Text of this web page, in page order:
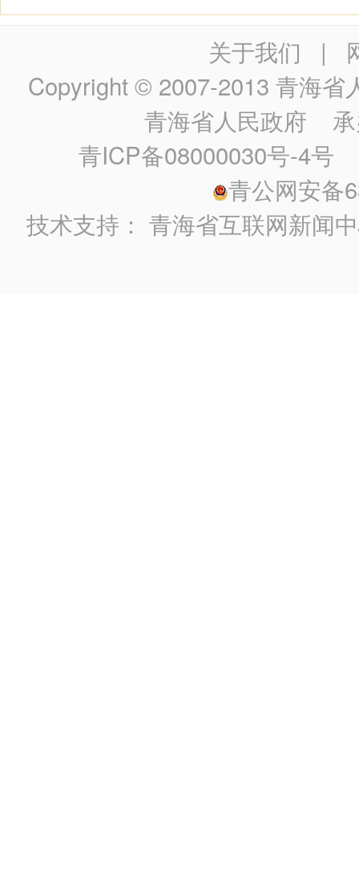
关于我们 |
Copyright © 2007-2013 青海省
青海省人民政府 承
青ICP备08000030号-4号
青公网安备
技术支持：青海省互联网新闻